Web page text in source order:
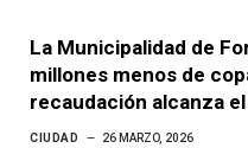
La Municipalidad de
millones menos de
recaudación alcanza el
CIUDAD 26 MARZO, 2026